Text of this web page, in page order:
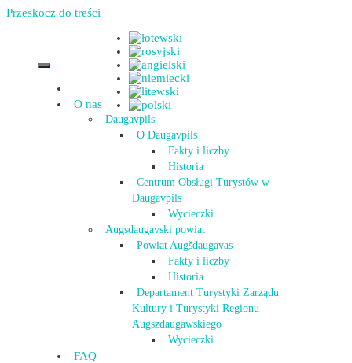
Przeskocz do treści
O nas
Daugavpils
O Daugavpils
Fakty i liczby
Historia
Centrum Obsługi Turystów w
Daugavpils
Wycieczki
Augsdaugavski powiat
Powiat Augšdaugavas
Fakty i liczby
Historia
Departament Turystyki Zarządu
Kultury i Turystyki Regionu
Augszdaugawskiego
Wycieczki
FAQ